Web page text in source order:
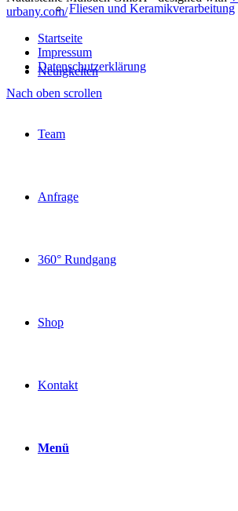
Fliesen und Keramikverarbeitung
Neuigkeiten
Team
Anfrage
360° Rundgang
Shop
Kontakt
Menü
urbany.com/
Startseite
Impressum
Datenschutzerklärung
Nach oben scrollen